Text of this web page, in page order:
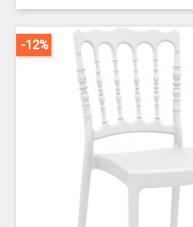
évènements, de vos soirées,
mobilier pratique et fonctionnel.
vos exigences, ces produits au
efficace sont parfaits pour tous
privés ou professionnels.
mobilier pliant
que nous
idéal pour une utilisation lors de
diverses comme des mariages,
rencontres sportives,... Toutes
de réception comme la
et le
-12%